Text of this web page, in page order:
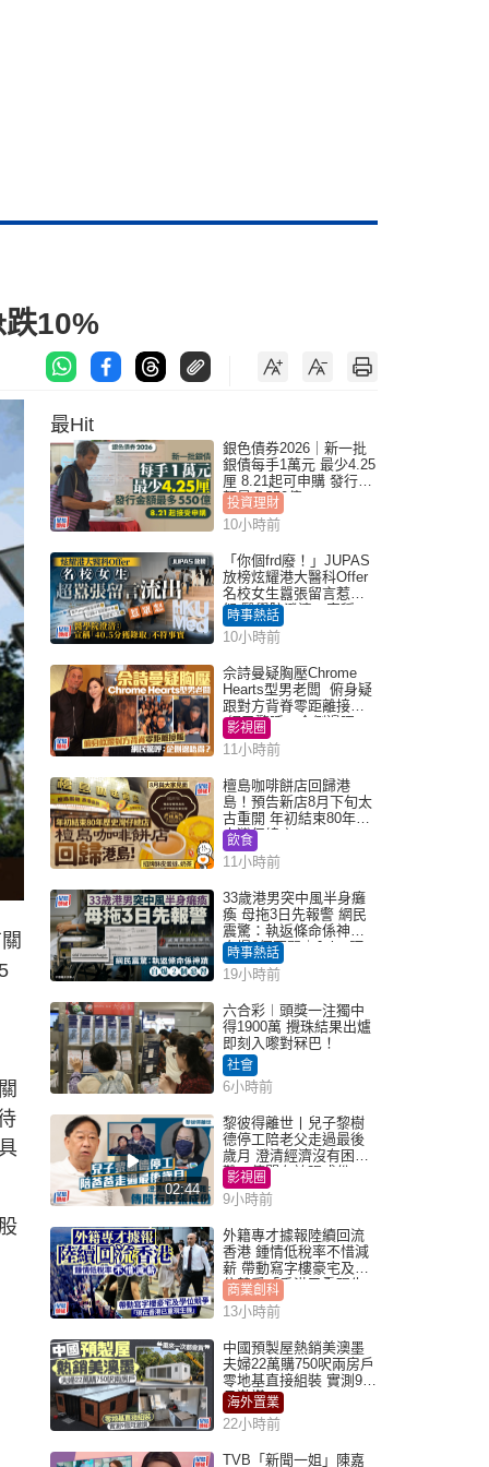
10%
最Hit
銀色債券2026｜新一批
銀債每手1萬元 最少4.25
厘 8.21起可申購 發行金
額最多550億
投資理財
10小時前
「你個frd廢！」JUPAS
放榜炫耀港大醫科Offer
名校女生囂張留言惹眾
怒 醫學院澄清：宣稱
「40.5分獲錄取」不符事
實｜Juicy叮
時事熱話
10小時前
佘詩曼疑胸壓Chrome
Hearts型男老闆 俯身疑
跟對方背脊零距離接觸
網民驚呼：企側邊唔
得？
影視圈
11小時前
檀島咖啡餅店回歸港
島！預告新店8月下旬太
古重開 年初結束80年歷
史灣仔總店
飲食
11小時前
33歲港男突中風半身癱
瘓 母拖3日先報警 網民
震驚：執返條命係神蹟
自爆2個惡習｜Juicy叮
時事熱話
19小時前
六合彩︱頭獎一注獨中
得1900萬 攪珠結果出爐
即刻入嚟對冧巴！
社會
6小時前
02:44
黎彼得離世丨兒子黎樹
德停工陪老父走過最後
歲月 澄清經濟沒有困
難：傳聞有誇張成份
影視圈
9小時前
外籍專才據報陸續回流
香港 鍾情低稅率不惜減
薪 帶動寫字樓豪宅及學
位競爭「香港已重現生
機」
商業創科
13小時前
中國預製屋熱銷美澳墨
夫婦22萬購750呎兩房戶
零地基直接組裝 實測9個
月激讚
海外置業
22小時前
TVB「新聞一姐」陳嘉